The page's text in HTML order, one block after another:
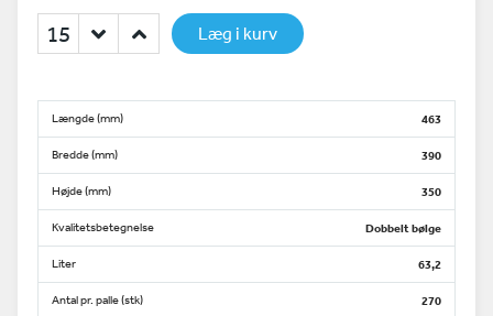
Læg i kurv
Længde (mm) 463
Bredde (mm) 390
Højde (mm) 350
Kvalitetsbetegnelse Dobbelt bølge
Liter 63,2
Antal pr. palle (stk) 270